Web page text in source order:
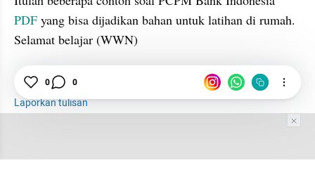
PDF yang bisa dijadikan bahan untuk latihan di rumah.
Selamat belajar (WWN)
Contoh
PDF
Laporkan tulisan
0 0